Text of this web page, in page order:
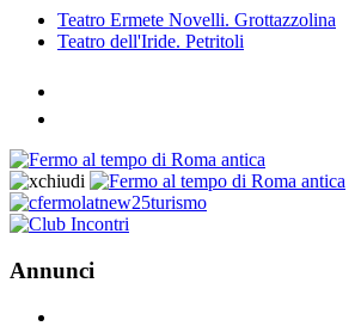
Teatro Ermete Novelli. Grottazzolina
Teatro dell'Iride. Petritoli
Annunci